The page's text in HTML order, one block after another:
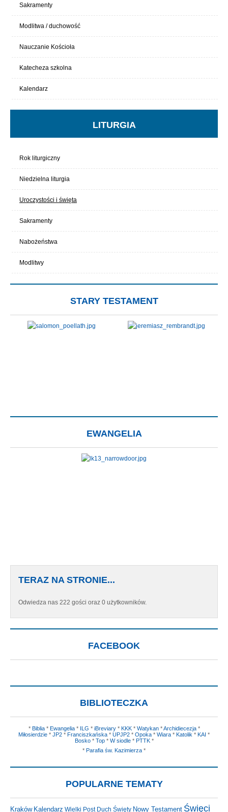
Sakramenty
Modlitwa / duchowość
Nauczanie Kościoła
Katecheza szkolna
Kalendarz
LITURGIA
Rok liturgiczny
Niedzielna liturgia
Uroczystości i święta
Sakramenty
Nabożeństwa
Modlitwy
STARY TESTAMENT
EWANGELIA
TERAZ NA STRONIE...
Odwiedza nas 222 gości oraz 0 użytkowników.
FACEBOOK
BIBLIOTECZKA
* Biblia* Ewangelia* ILG * iBreviary* KKK* Watykan*Archidiecezja*
Miłosierdzie * JP2 * Franciszkańska * UPJP2 * Opoka * Wiara * Katolik * KAI *
Bosko* Top* W siodle* PTTK*
* Parafia św. Kazimierza *
POPULARNE TEMATY
Kraków Kalendarz Wielki Post Duch Święty Nowy Testament Święci